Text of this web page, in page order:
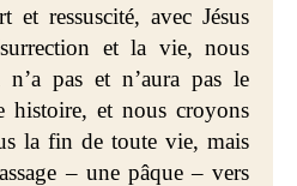
et ressuscité, avec Jésus
et la vie, nous
pas et n’aura pas le
histoire, et nous croyons
la fin de toute vie, mais
– une pâque – vers